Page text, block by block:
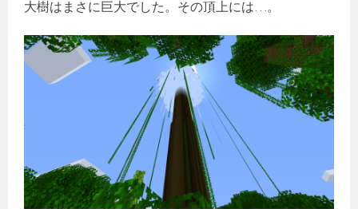
大樹はまさに巨大でした。その頂上には…。